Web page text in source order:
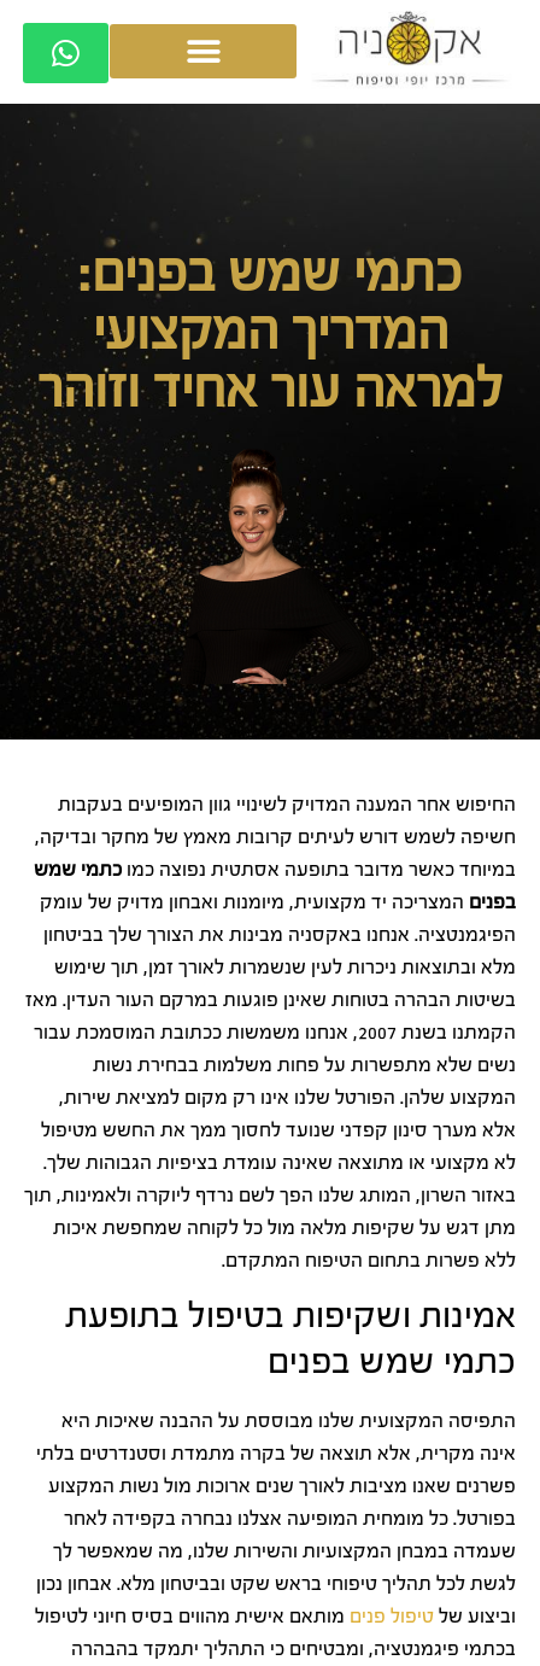
כתמי שמש בפנים:
המדריך המקצועי
למראה עור אחיד וזוהר
החיפוש אחר המענה המדויק לשינויי גוון המופיעים בעקבות
חשיפה לשמש דורש לעיתים קרובות מאמץ של מחקר ובדיקה,
במיוחד כאשר מדובר בתופעה אסתטית נפוצה כמו כתמי שמש
בפנים המצריכה יד מקצועית, מיומנות ואבחון מדויק של עומק
הפיגמנטציה. אנחנו באקסניה מבינות את הצורך שלך בביטחון
מלא ובתוצאות ניכרות לעין שנשמרות לאורך זמן, תוך שימוש
בשיטות הבהרה בטוחות שאינן פוגעות במרקם העור העדין. מאז
הקמתנו בשנת 2007, אנחנו משמשות ככתובת המוסמכת עבור
נשים שלא מתפשרות על פחות משלמות בבחירת נשות
המקצוע שלהן. הפורטל שלנו אינו רק מקום למציאת שירות,
אלא מערך סינון קפדני שנועד לחסוך ממך את החשש מטיפול
לא מקצועי או מתוצאה שאינה עומדת בציפיות הגבוהות שלך.
באזור השרון, המותג שלנו הפך לשם נרדף ליוקרה ולאמינות, תוך
מתן דגש על שקיפות מלאה מול כל לקוחה שמחפשת איכות
ללא פשרות בתחום הטיפוח המתקדם.
אמינות ושקיפות בטיפול בתופעת
כתמי שמש בפנים
התפיסה המקצועית שלנו מבוססת על ההבנה שאיכות היא
אינה מקרית, אלא תוצאה של בקרה מתמדת וסטנדרטים בלתי
פשרנים שאנו מציבות לאורך שנים ארוכות מול נשות המקצוע
בפורטל. כל מומחית המופיעה אצלנו נבחרה בקפידה לאחר
שעמדה במבחן המקצועיות והשירות שלנו, מה שמאפשר לך
לגשת לכל תהליך טיפוחי בראש שקט ובביטחון מלא. אבחון נכון
וביצוע של טיפול פנים מותאם אישית מהווים בסיס חיוני לטיפול
בכתמי פיגמנטציה, ומבטיחים כי התהליך יתמקד בהבהרה